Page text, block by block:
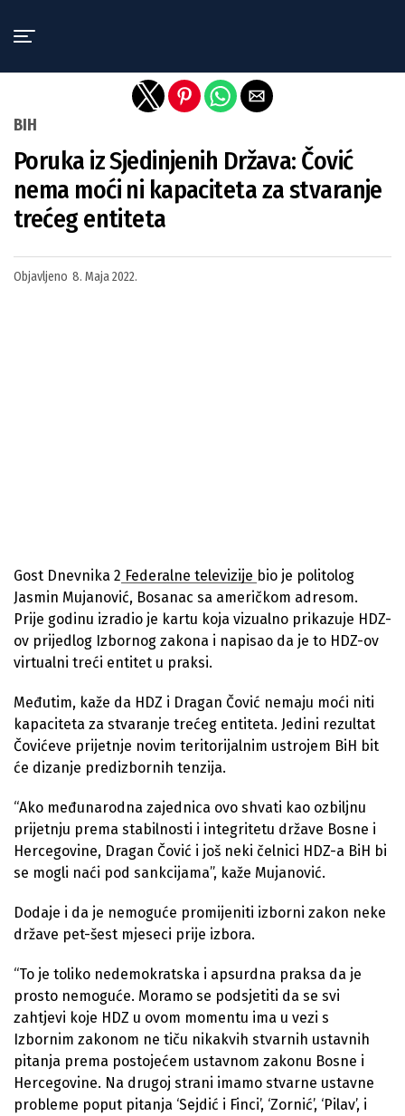
BIH
Poruka iz Sjedinjenih Država: Čović
nema moći ni kapaciteta za stvaranje
trećeg entiteta
Objavljeno 8. Maja 2022.
Gost Dnevnika 2 Federalne televizije bio je politolog
Jasmin Mujanović, Bosanac sa američkom adresom.
Prije godinu izradio je kartu koja vizualno prikazuje HDZ-
ov prijedlog Izbornog zakona i napisao da je to HDZ-ov
virtualni treći entitet u praksi.
Međutim, kaže da HDZ i Dragan Čović nemaju moći niti
kapaciteta za stvaranje trećeg entiteta. Jedini rezultat
Čovićeve prijetnje novim teritorijalnim ustrojem BiH bit
će dizanje predizbornih tenzija.
“Ako međunarodna zajednica ovo shvati kao ozbiljnu
prijetnju prema stabilnosti i integritetu države Bosne i
Hercegovine, Dragan Čović i još neki čelnici HDZ-a BiH bi
se mogli naći pod sankcijama”, kaže Mujanović.
Dodaje i da je nemoguće promijeniti izborni zakon neke
države pet-šest mjeseci prije izbora.
“To je toliko nedemokratska i apsurdna praksa da je
prosto nemoguće. Moramo se podsjetiti da se svi
zahtjevi koje HDZ u ovom momentu ima u vezi s
Izbornim zakonom ne tiču nikakvih stvarnih ustavnih
pitanja prema postojećem ustavnom zakonu Bosne i
Hercegovine. Na drugoj strani imamo stvarne ustavne
probleme poput pitanja ‘Sejdić i Finci’, ‘Zornić’, ‘Pilav’, i